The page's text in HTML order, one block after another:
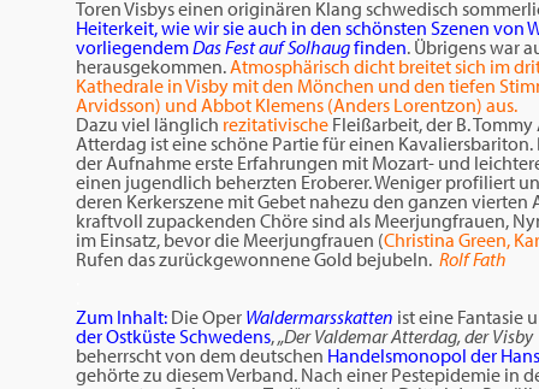
Toren Visbys einen originären Klang schwedisch
Heiterkeit, wie wir sie auch in den schönsten Szenen von
vorliegendemDas Fest auf Solhaugfinden. Übrigens war
herausgekommen.Atmosphärisch dicht breitet sich im
Kathedrale in Visby mit den Mönchen und den tiefen
Arvidsson) und Abbot Klemens (Anders Lorentzon) aus.
Dazu viel länglich rezitativische Fleißarbeit, der B.
Atterdag ist eine schöne Partie für einen
der Aufnahme erste Erfahrungen mit Mozart- und
einen jugendlich beherzten Eroberer. Weniger profiliert
deren Kerkerszene mit Gebet nahezu den ganzen
kraftvoll zupackenden Chöre sind als Meerjungfrauen,
im Einsatz, bevor die Meerjungfrauen (Christina Green,
Rufen das zurückgewonnene Gold bejubeln. Rolf Fath
Zum Inhalt: Die Oper Waldermarsskatten ist eine Fantasie
der Ostküste Schwedens,„Der Valdemar Atterdag, der Visby
beherrscht von dem deutschen Handelsmonopol der
gehörte zu diesem Verband. Nach einer Pestepidemie in